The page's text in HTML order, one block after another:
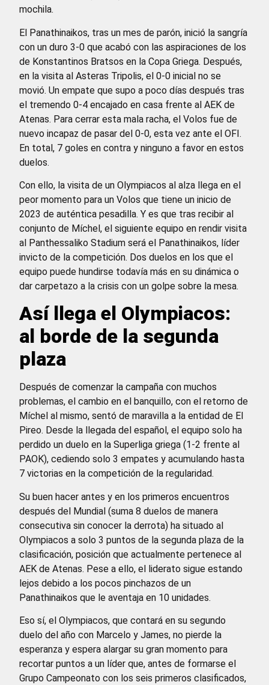
mochila.
El Panathinaikos, tras un mes de parón, inició la sangría
con un duro 3-0 que acabó con las aspiraciones de los
de Konstantinos Bratsos en la Copa Griega. Después,
en la visita al Asteras Tripolis, el 0-0 inicial no se
movió. Un empate que supo a poco días después tras
el tremendo 0-4 encajado en casa frente al AEK de
Atenas. Para cerrar esta mala racha, el Volos fue de
nuevo incapaz de pasar del 0-0, esta vez ante el OFI.
En total, 7 goles en contra y ninguno a favor en estos
duelos.
Con ello, la visita de un Olympiacos al alza llega en el
peor momento para un Volos que tiene un inicio de
2023 de auténtica pesadilla. Y es que tras recibir al
conjunto de Míchel, el siguiente equipo en rendir visita
al Panthessaliko Stadium será el Panathinaikos, líder
invicto de la competición. Dos duelos en los que el
equipo puede hundirse todavía más en su dinámica o
dar carpetazo a la crisis con un golpe sobre la mesa.
Así llega el Olympiacos:
al borde de la segunda
plaza
Después de comenzar la campaña con muchos
problemas, el cambio en el banquillo, con el retorno de
Míchel al mismo, sentó de maravilla a la entidad de El
Pireo. Desde la llegada del español, el equipo solo ha
perdido un duelo en la Superliga griega (1-2 frente al
PAOK), cediendo solo 3 empates y acumulando hasta
7 victorias en la competición de la regularidad.
Su buen hacer antes y en los primeros encuentros
después del Mundial (suma 8 duelos de manera
consecutiva sin conocer la derrota) ha situado al
Olympiacos a solo 3 puntos de la segunda plaza de la
clasificación, posición que actualmente pertenece al
AEK de Atenas. Pese a ello, el liderato sigue estando
lejos debido a los pocos pinchazos de un
Panathinaikos que le aventaja en 10 unidades.
Eso sí, el Olympiacos, que contará en su segundo
duelo del año con Marcelo y James, no pierde la
esperanza y espera alargar su gran momento para
recortar puntos a un líder que, antes de formarse el
Grupo Campeonato con los seis primeros clasificados,